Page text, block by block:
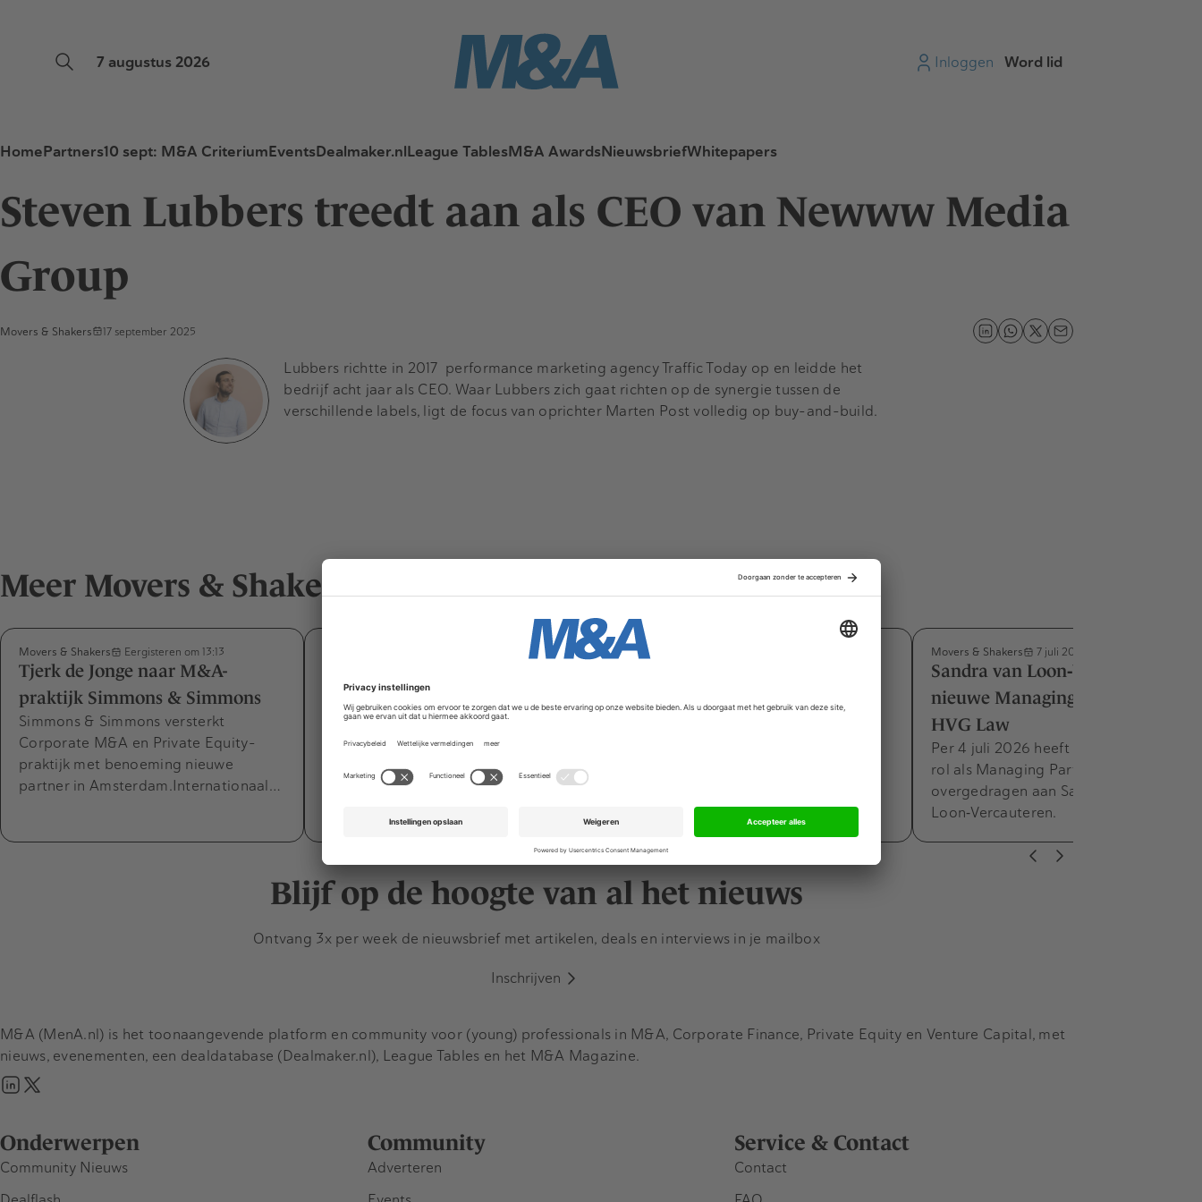
7 augustus 2026 Inloggen Word lid
HomePartners10 sept: M&A CriteriumEventsDealmaker.nlLeague TablesM&A AwardsNieuwsbriefWhitepapers
Steven Lubbers treedt aan als CEO van Newww Media
Group
Movers & Shakers 17 september 2025
Lubbers richtte in 2017 performance marketing agency Traffic Today op en leidde het
bedrijf acht jaar als CEO. Waar Lubbers zich gaat richten op de synergie tussen de
verschillende labels, ligt de focus van oprichter Marten Post volledig op buy-and-build.
Meer Movers & Shakers
Movers & Shakers Eergisteren om 13:13
Tjerk de Jonge naar M&A-
praktijk Simmons & Simmons
Simmons & Simmons versterkt
Corporate M&A en Private Equity-
praktijk met benoeming nieuwe
partner in Amsterdam.Internationaal…
Capabel met private equity-
expertise
CFO Capabel, specialist in interim en
parttime directievoering, verwelkomt
per 1 augustus Désirée van Boxtel als
Movers & Shakers
internationale strategische en…
Movers & Shakers 7 juli 2026
Sandra van Loon‑Vercauteren
nieuwe Managing Partner bij
HVG Law
Per 4 juli 2026 heeft Frank Zandee zijn
rol als Managing Partner van HVG Law
overgedragen aan Sandra van
Loon‑Vercauteren.
Blijf op de hoogte van al het nieuws
Ontvang 3x per week de nieuwsbrief met artikelen, deals en interviews in je mailbox
Inschrijven
Onderwerpen
Community Nieuws
Community
Adverteren
Service & Contact
Contact
M&A (MenA.nl) is het toonaangevende platform en community voor (young) professionals in M&A, Corporate Finance, Private Equity en Venture Capital, met
nieuws, evenementen, een dealdatabase (Dealmaker.nl), League Tables en het M&A Magazine.